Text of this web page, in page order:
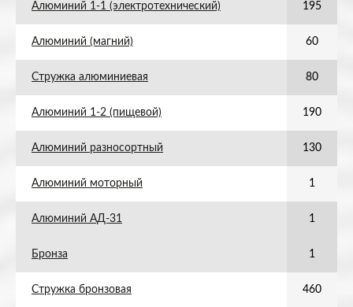
Алюминий 1-1 (электротехнический) 195
Алюминий (магний) 60
Стружка алюминиевая 80
Алюминий 1-2 (пищевой) 190
Алюминий разносортный 130
Алюминий моторный 1
Алюминий АД-31 1
Бронза 1
Стружка бронзовая 460